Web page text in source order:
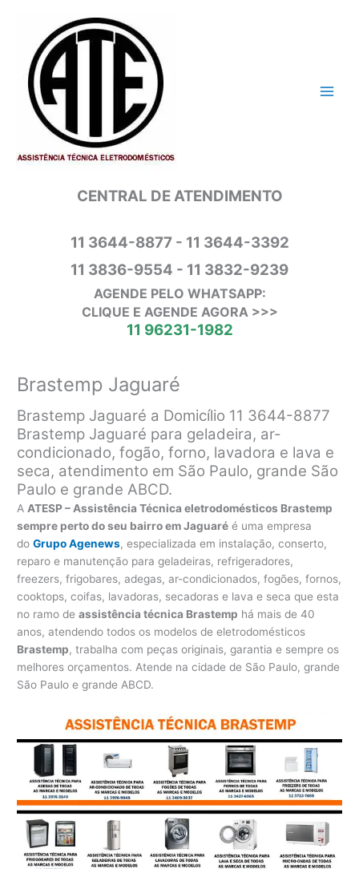
conteúdo
CENTRAL DE ATENDIMENTO
11 3644-8877 - 11 3644-3392
11 3836-9554 - 11 3832-9239
AGENDE PELO WHATSAPP:
CLIQUE E AGENDE AGORA >>>
11 96231-1982
Brastemp Jaguaré
Brastemp Jaguaré a Domicílio 11 3644-8877
Brastemp Jaguaré para geladeira, ar-
condicionado, fogão, forno, lavadora e lava e
seca, atendimento em São Paulo, grande São
Paulo e grande ABCD.
A ATESP – Assistência Técnica eletrodomésticos Brastemp
sempre perto do seu bairro em Jaguaré é uma empresa
doGrupo Agenews, especializada em instalação, conserto,
reparo e manutenção para geladeiras, refrigeradores,
freezers, frigobares, adegas, ar-condicionados, fogões, fornos,
cooktops, coifas, lavadoras, secadoras e lava e seca que esta
no ramo deassistência técnica Brastemp há mais de 40
anos, atendendo todos os modelos de eletrodomésticos
Brastemp, trabalha com peças originais, garantia e sempre os
melhores orçamentos. Atende na cidade de São Paulo, grande
São Paulo e grande ABCD.